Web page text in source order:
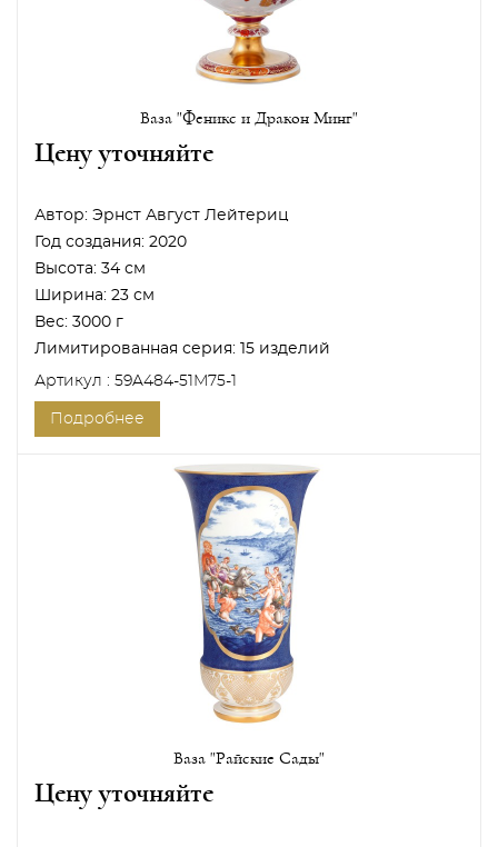
Ваза "Феникс и Дракон Минг"
Цену уточняйте
Автор: Эрнст Август Лейтериц
Год создания: 2020
Высота: 34 см
Ширина: 23 см
Вес: 3000 г
Лимитированная серия:
15 изделий
Артикул : 59A484-51M75-1
Подробнее
Ваза "Райские Сады"
Цену уточняйте